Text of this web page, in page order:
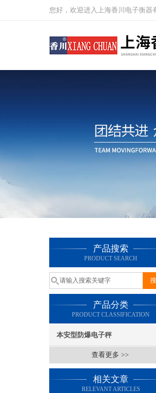
您好，欢迎进入上海香川电子衡器
产品搜索
PRODUCT SEARCH
产品分类
PRODUCT CLASSIFICATION
本安型防爆电子秤
查看更多 >>
相关文章
RELEVANT ARTICLES